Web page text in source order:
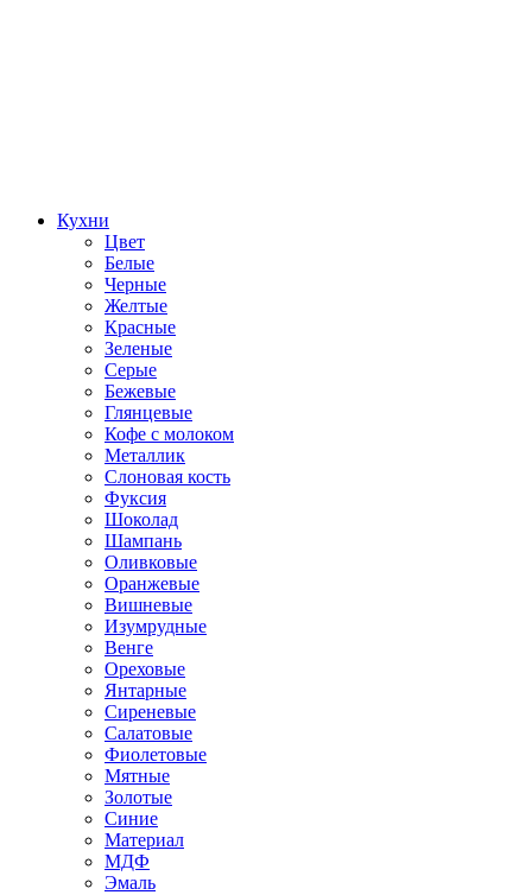
Кухни
Цвет
Белые
Черные
Желтые
Красные
Зеленые
Серые
Бежевые
Глянцевые
Кофе с молоком
Металлик
Слоновая кость
Фуксия
Шоколад
Шампань
Оливковые
Оранжевые
Вишневые
Изумрудные
Венге
Ореховые
Янтарные
Сиреневые
Салатовые
Фиолетовые
Мятные
Золотые
Синие
Материал
МДФ
Эмаль